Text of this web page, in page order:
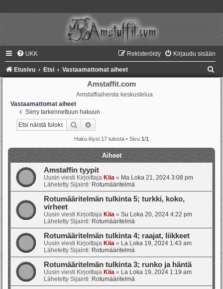
UKK Kirjaudu sisään
Rekisteröidy
Etusivu Etsi Vastaamattomat aiheet
Amstaffit.com
Amstaffiaiheista keskustelua
Vastaamattomat aiheet
Siirry tarkennettuun hakuun
Etsi
Haku löysi 17 tulosta • Sivu 1/1
Aiheet
Amstaffin tyypit
Uusin viesti Kirjoittaja Kiia « Ma Loka 21, 2024 3:08 pm
Lähetetty Sijainti: Rotumääritelmä
Rotumääritelmän tulkinta 5; turkki, koko,
virheet
Uusin viesti Kirjoittaja Kiia « Su Loka 20, 2024 4:22 pm
Lähetetty Sijainti: Rotumääritelmä
Rotumääritelmän tulkinta 4; raajat, liikkeet
Uusin viesti Kirjoittaja Kiia « La Loka 19, 2024 1:43 am
Lähetetty Sijainti: Rotumääritelmä
Rotumääritelmän tulkinta 3; runko ja häntä
Uusin viesti Kirjoittaja Kiia « La Loka 19, 2024 1:19 am
Lähetetty Sijainti: Rotumääritelmä